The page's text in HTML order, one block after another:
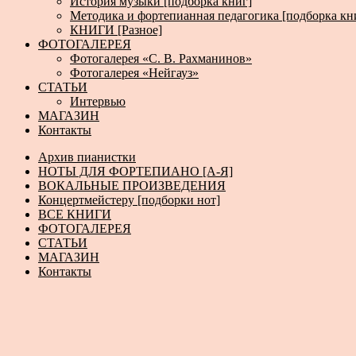
Методика и фортепианная педагогика [подборка
КНИГИ [Разное]
ФОТОГАЛЕРЕЯ
Фотогалерея «С. В. Рахманинов»
Фотогалерея «Нейгауз»
СТАТЬИ
Интервью
МАГАЗИН
Контакты
Архив пианистки
НОТЫ ДЛЯ ФОРТЕПИАНО [А-Я]
ВОКАЛЬНЫЕ ПРОИЗВЕДЕНИЯ
Концертмейстеру [подборки нот]
ВСЕ КНИГИ
ФОТОГАЛЕРЕЯ
СТАТЬИ
МАГАЗИН
Контакты